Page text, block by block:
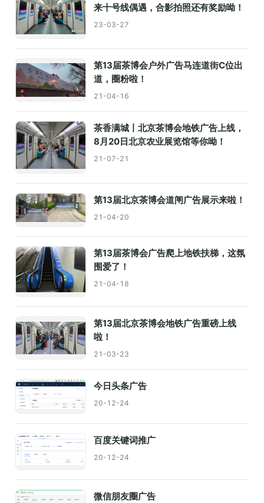
来十号线偶遇，合影拍照还有奖励呦！
23-03-27
第13届茶博会户外广告马连道街C位出
道，圈粉啦！
21-04-16
茶香满城丨北京茶博会地铁广告上线，
8月20日北京农业展览馆等你呦！
21-07-21
第13届北京茶博会道闸广告展示来啦！
21-04-20
第13届茶博会广告爬上地铁扶梯，这氛
围爱了！
21-04-18
第13届北京茶博会地铁广告重磅上线
啦！
21-03-23
今日头条广告
20-12-24
百度关键词推广
20-12-24
微信朋友圈广告